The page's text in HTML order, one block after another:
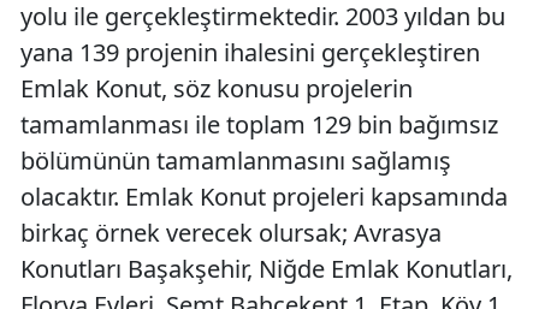
yolu ile gerçekleştirmektedir. 2003 yıldan bu
yana 139 projenin ihalesini gerçekleştiren
Emlak Konut, söz konusu projelerin
tamamlanması ile toplam 129 bin bağımsız
bölümünün tamamlanmasını sağlamış
olacaktır. Emlak Konut projeleri kapsamında
birkaç örnek verecek olursak; Avrasya
Konutları Başakşehir, Niğde Emlak Konutları,